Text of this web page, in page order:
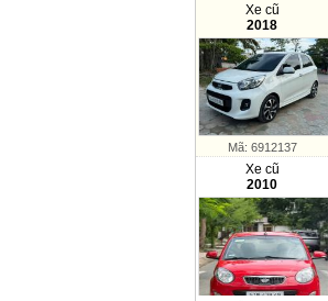
Xe cũ
2018
Mã: 6912137
Xe cũ
2010